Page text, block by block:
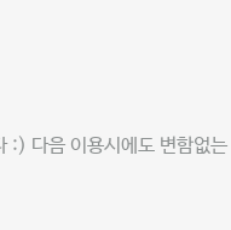
다음 이용시에도 변함없